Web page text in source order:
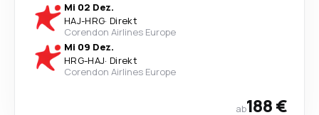
Mi 02 Dez.
HAJ-HRG· Direkt
Corendon Airlines Europe
Mi 09 Dez.
HRG-HAJ· Direkt
Corendon Airlines Europe
ab188 €